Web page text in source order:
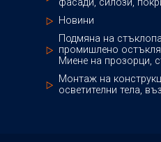
фасади, силози,
Новини
Подмяна на
промишлено
Миене на прозорци,
Монтаж на
осветителни тела,